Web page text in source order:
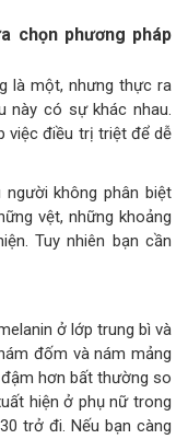
chọn phương pháp
là một, nhưng thực ra
này có sự khác nhau.
việc điều trị triệt để dễ
không phân biệt
vệt, những khoảng
Tuy nhiên bạn cần
ở lớp trung bì và
đốm và nám mảng
hơn bất thường so
hiện ở phụ nữ trong
trở đi. Nếu bạn càng